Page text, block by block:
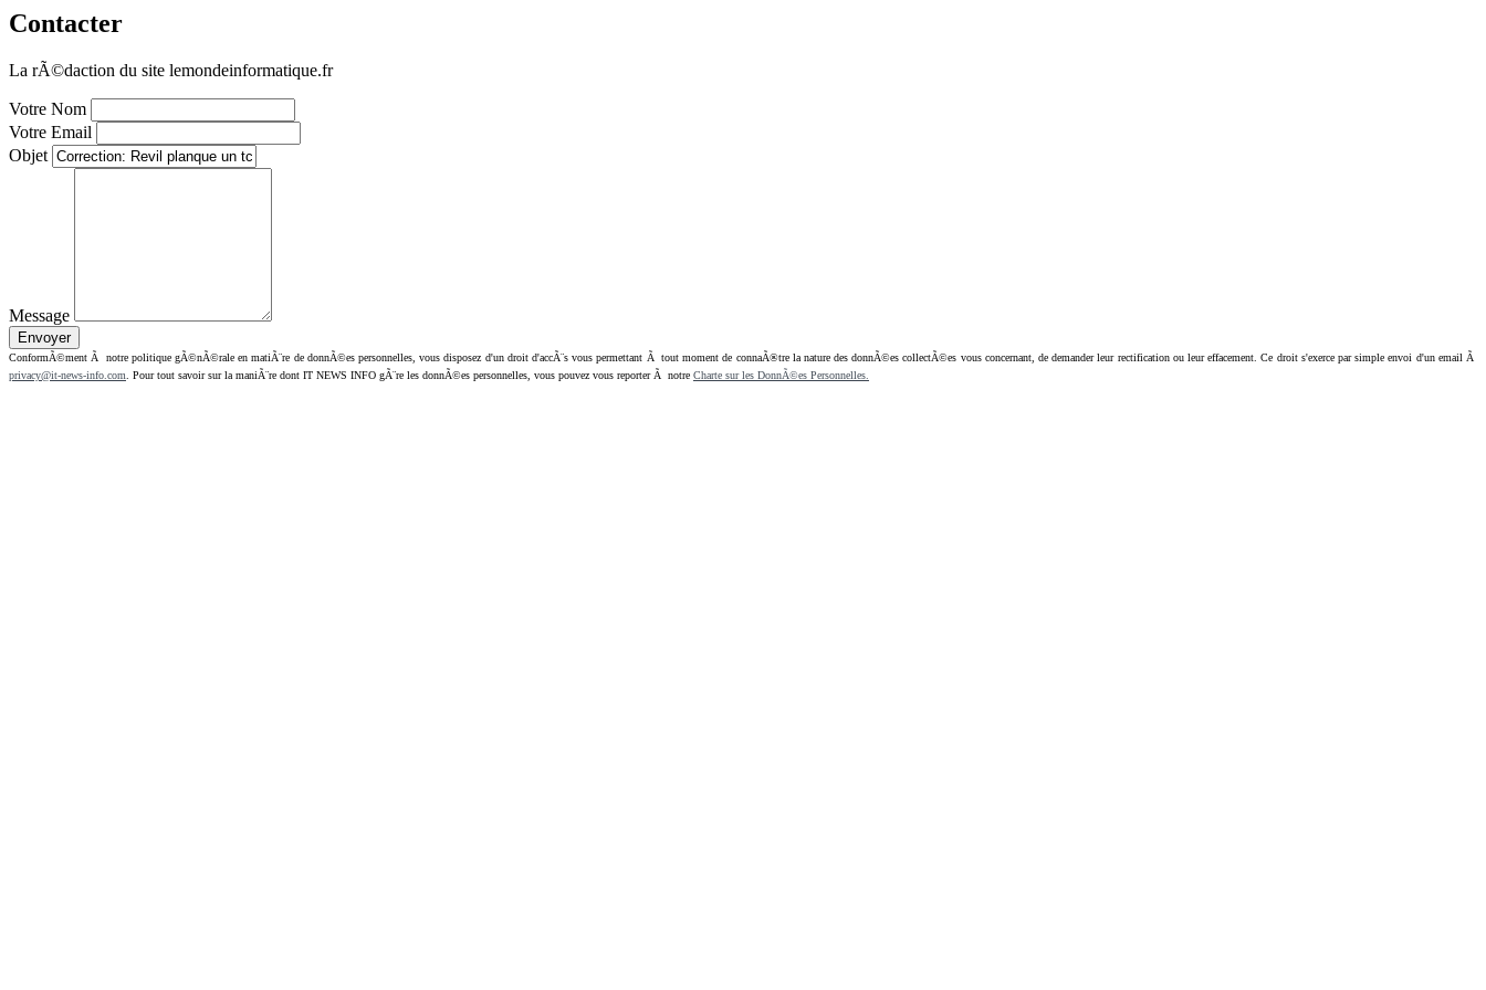
Contacter
La rÃ©daction du site lemondeinformatique.fr
Votre Nom
Votre Email
Objet
Message
ConformÃ©ment Ã notre politique gÃ©nÃ©rale en matiÃ¨re de donnÃ©es personnelles, vous disposez d'un droit d'accÃ¨s vous permettant Ã tout moment de connaÃ®tre la nature des donnÃ©es collectÃ©es vous concernant, de demander leur rectification ou leur effacement. Ce droit s'exerce par simple envoi d'un email Ã
privacy@it-news-info.com . Pour tout savoir sur la maniÃ¨re dont IT NEWS INFO gÃ¨re les donnÃ©es personnelles, vous pouvez vous reporter Ã notre Charte sur les DonnÃ©es Personnelles.